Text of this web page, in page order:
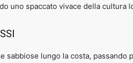
uno spaccato vivace della cultura
sabbiose lungo la costa,